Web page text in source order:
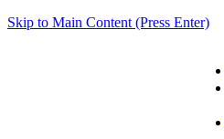
Skip to Main Content (Press Enter)